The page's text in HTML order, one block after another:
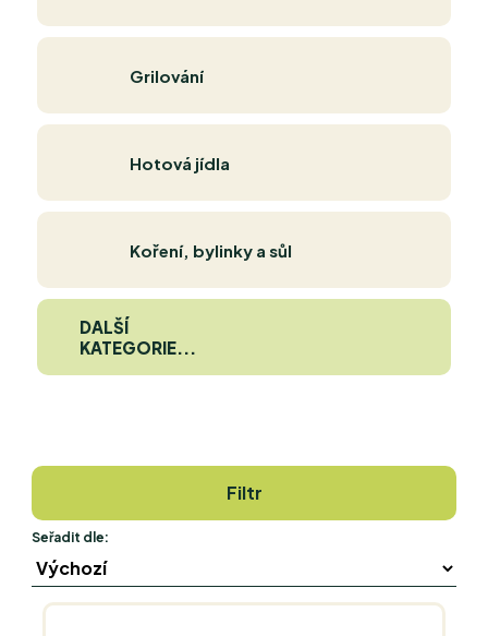
Grilování
Hotová jídla
Koření, bylinky a sůl
DALŠÍ
KATEGORIE...
Filtr
Seřadit dle: